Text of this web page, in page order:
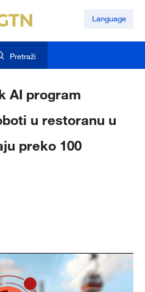
Language
Pretraži
AI program
u restoranu u
preko 100